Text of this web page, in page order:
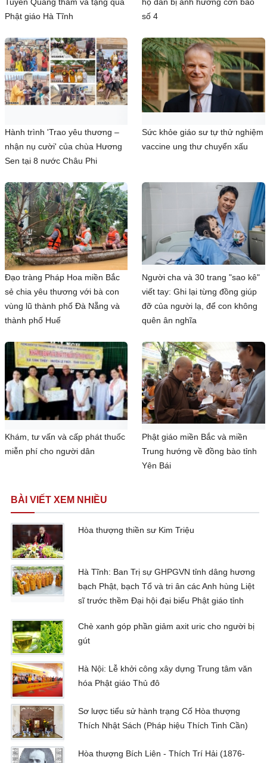
Phật giáo Hà Tĩnh
số 4
Hành trình 'Trao yêu thương –
nhận nụ cười' của chùa Hương
Sen tại 8 nước Châu Phi
Sức khỏe giáo sư tự thử nghiệm
vaccine ung thư chuyển xấu
Đạo tràng Pháp Hoa miền Bắc
sẻ chia yêu thương với bà con
vùng lũ thành phố Đà Nẵng và
thành phố Huế
Người cha và 30 trang "sao kê"
viết tay: Ghi lại từng đồng giúp
đỡ của người lạ, để con không
quên ân nghĩa
Khám, tư vấn và cấp phát thuốc
miễn phí cho người dân
Phật giáo miền Bắc và miền
Trung hướng về đồng bào tỉnh
Yên Bái
BÀI VIẾT XEM NHIỀU
Hòa thượng thiền sư Kim Triệu
Hà Tĩnh: Ban Trị sự GHPGVN tỉnh dâng hương
bạch Phật, bạch Tổ và tri ân các Anh hùng Liệt
sĩ trước thềm Đại hội đại biểu Phật giáo tỉnh
Chè xanh góp phần giảm axit uric cho người bị
gút
Hà Nội: Lễ khởi công xây dựng Trung tâm văn
hóa Phật giáo Thủ đô
Sơ lược tiểu sử hành trạng Cố Hòa thượng
Thích Nhật Sách (Pháp hiệu Thích Tinh Cần)
Hòa thượng Bích Liên - Thích Trí Hải (1876-